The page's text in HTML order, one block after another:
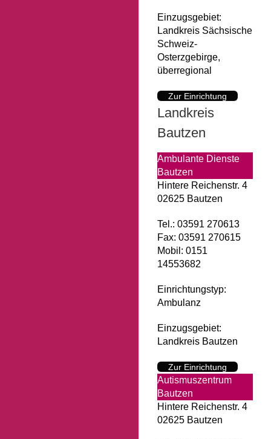
Einzugsgebiet:
Landkreis Sächsische
Schweiz-
Osterzgebirge,
überregional
Zur Einrichtung
Landkreis
Bautzen
Ambulante Dienste
Bautzen
Hintere Reichenstr. 4
02625 Bautzen
Tel.: 03591 270613
Fax: 03591 270615
Mobil: 0151
14553682
Einrichtungstyp:
Ambulanz
Einzugsgebiet:
Landkreis Bautzen
Zur Einrichtung
Autismuszentrum
Bautzen
Hintere Reichenstr. 4
02625 Bautzen